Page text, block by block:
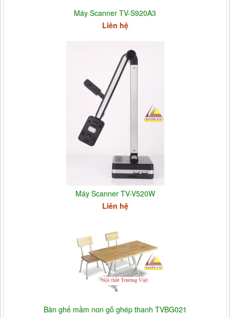
Máy Scanner TV-S920A3
Liên hệ
Máy Scanner TV-V520W
Liên hệ
Bàn ghế mầm non gỗ ghép thanh TVBG021